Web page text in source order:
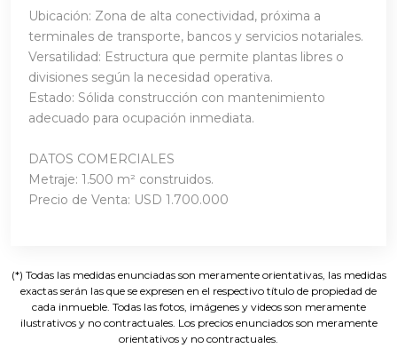
Ubicación: Zona de alta conectividad, próxima a
terminales de transporte, bancos y servicios notariales.
Versatilidad: Estructura que permite plantas libres o
divisiones según la necesidad operativa.
Estado: Sólida construcción con mantenimiento
adecuado para ocupación inmediata.
DATOS COMERCIALES
Metraje: 1.500 m² construidos.
Precio de Venta: USD 1.700.000
(*) Todas las medidas enunciadas son meramente orientativas, las medidas
exactas serán las que se expresen en el respectivo título de propiedad de
cada inmueble. Todas las fotos, imágenes y videos son meramente
ilustrativos y no contractuales. Los precios enunciados son meramente
orientativos y no contractuales.